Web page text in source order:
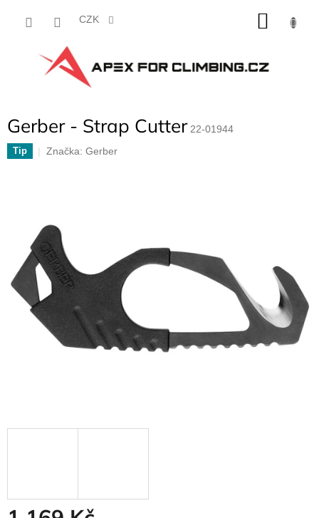
CZK
Gerber - Strap Cutter 22-01944
Tip Značka: Gerber